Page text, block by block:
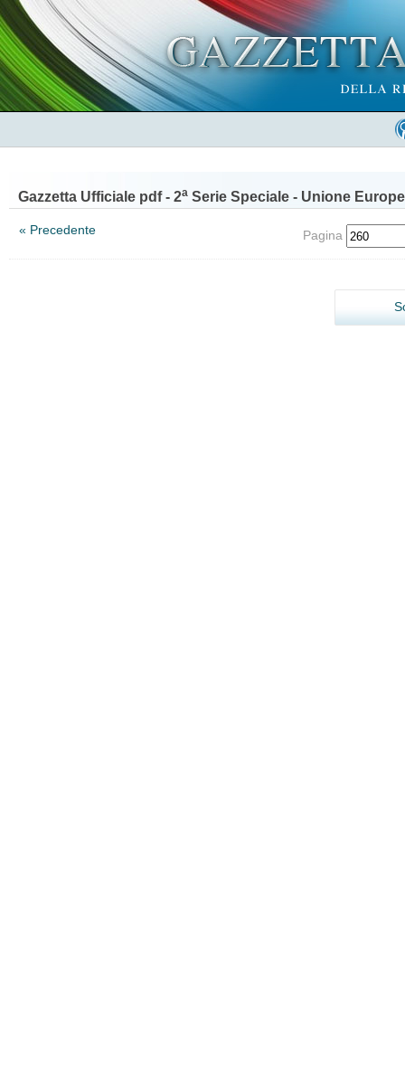
Gazzetta Ufficiale pdf - 2a Serie Speciale - Unione
« Precedente Pagina